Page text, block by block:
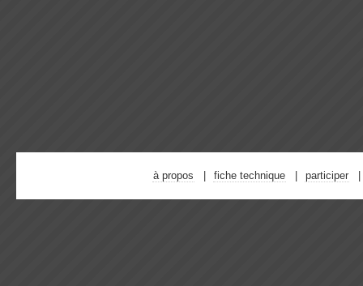
à propos fiche technique participer